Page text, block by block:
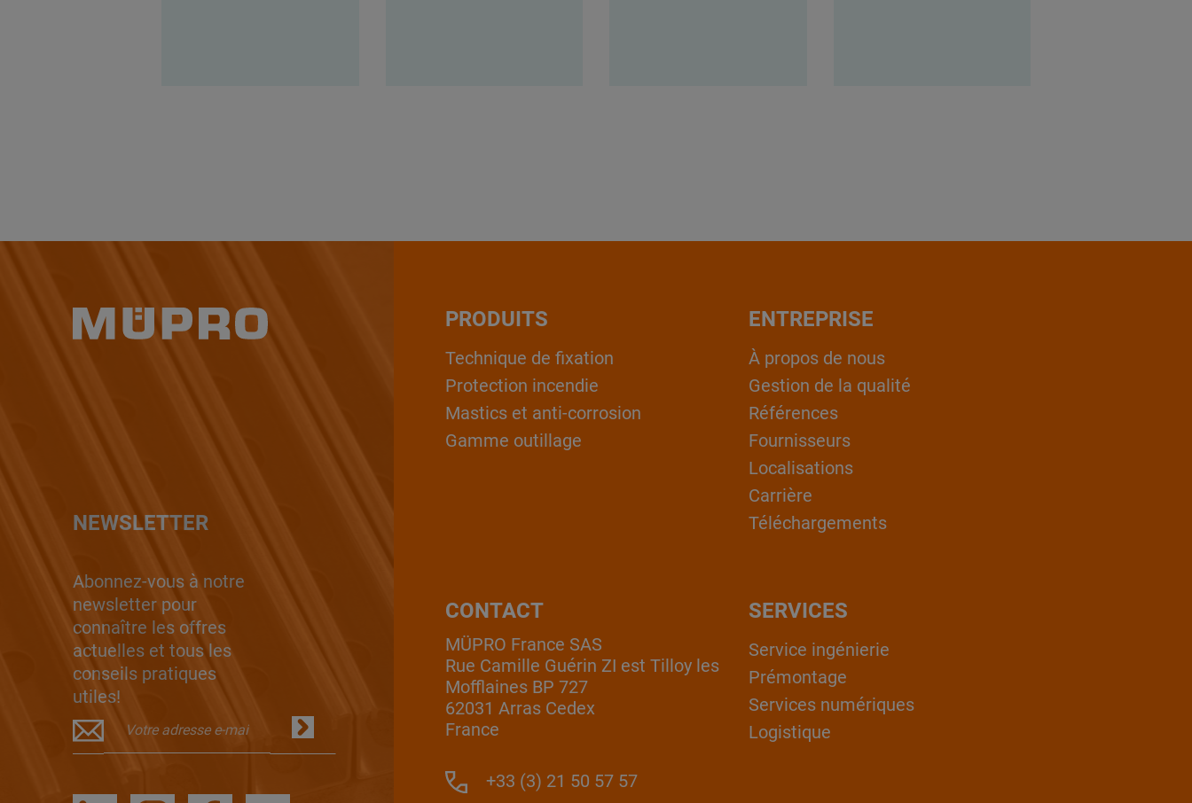
NEWSLETTER
Abonnez-vous à notre
newsletter pour
connaître les offres
actuelles et tous les
conseils pratiques
utiles!
PRODUITS
Technique de fixation
Protection incendie
Mastics et anti-corrosion
Gamme outillage
ENTREPRISE
À propos de nous
Gestion de la qualité
Références
Fournisseurs
Localisations
Carrière
Téléchargements
CONTACT
MÜPRO France SAS
Rue Camille Guérin ZI est Tilloy les
Mofflaines BP 727
62031 Arras Cedex
France
+33 (3) 21 50 57 57
SERVICES
Service ingénierie
Prémontage
Services numériques
Logistique